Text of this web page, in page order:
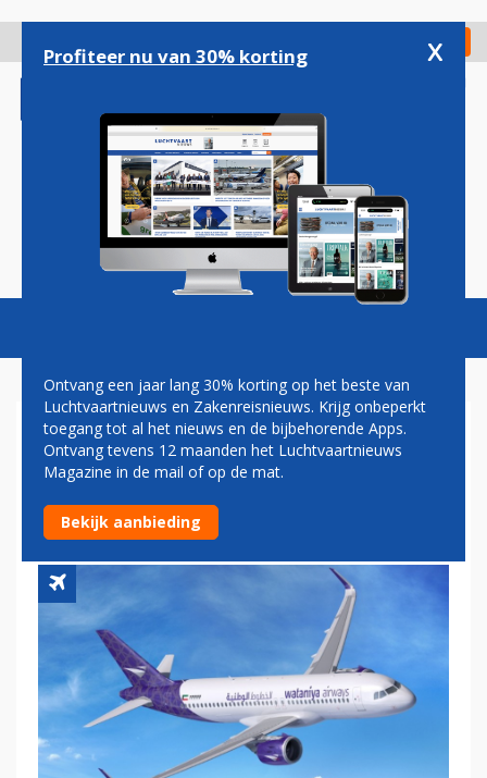
gaan
Check in
Magazine Podcasts Vacatures
WATANIYA AIRWAYS IS
VLIEGVERGUNNING
DEFINITIEF KWIJT
Profiteer nu van 30% korting x
Ontvang een jaar lang 30% korting op het beste van
Luchtvaartnieuws en Zakenreisnieuws. Krijg onbeperkt
toegang tot al het nieuws en de bijbehorende Apps.
Ontvang tevens 12 maanden het Luchtvaartnieuws
Magazine in de mail of op de mat.
Bekijk aanbieding